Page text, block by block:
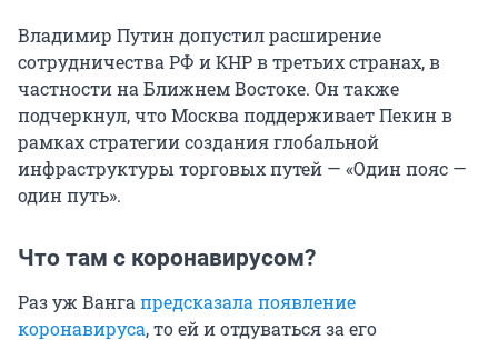
Владимир Путин допустил расширение
сотрудничества РФ и КНР в третьих странах, в
частности на Ближнем Востоке. Он также
подчеркнул, что Москва поддерживает Пекин в
рамках стратегии создания глобальной
инфраструктуры торговых путей — «Один пояс —
один путь».
Что там с коронавирусом?
Раз уж Ванга предсказала появление
коронавируса, то ей и отдуваться за его